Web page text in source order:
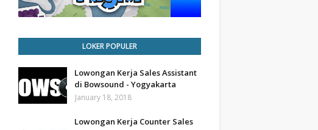
LOKER POPULER
Lowongan Kerja Sales Assistant
di Bowsound - Yogyakarta
January 18, 2018
Lowongan Kerja Counter Sales